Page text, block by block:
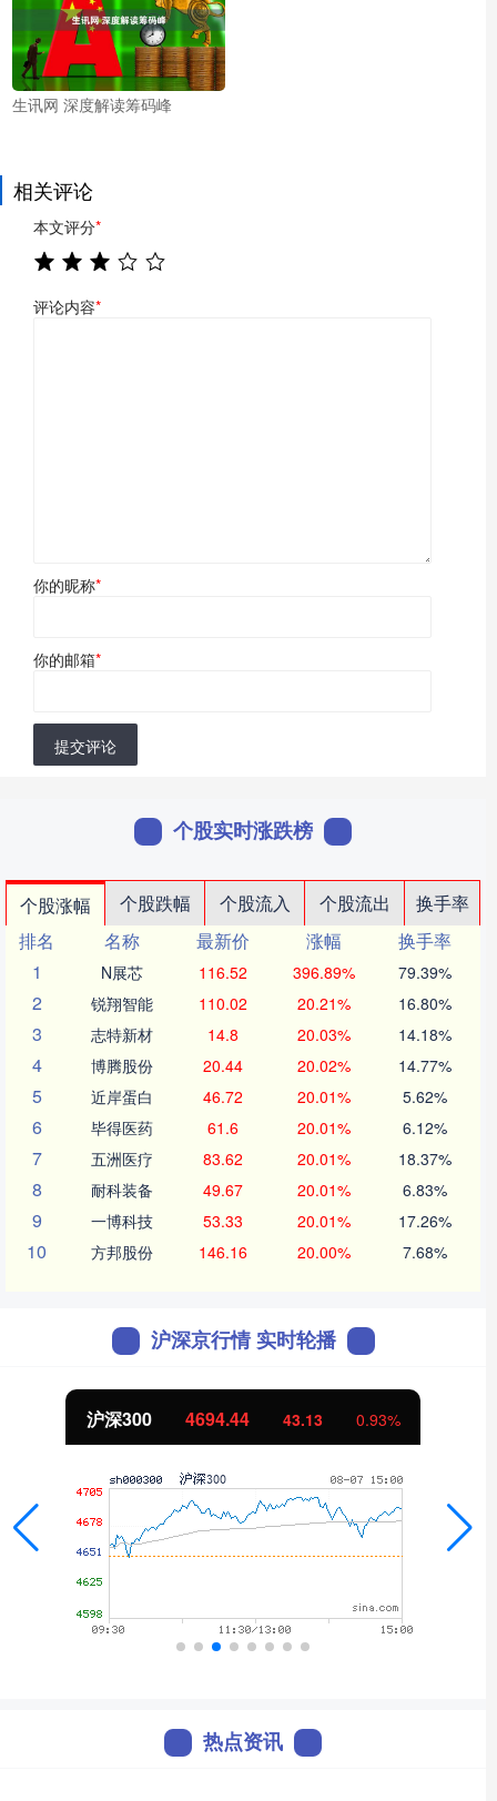
生讯网 深度解读筹码峰
相关评论
本文评分*
评论内容*
你的昵称*
你的邮箱*
提交评论
个股实时涨跌榜
个股涨幅 个股跌幅 个股流入 个股流出
换手率
排名
名称 最新价 涨幅
换手率
1
N展芯 116.52 396.89% 79.39%
2 锐翔智能 110.02 20.21% 16.80%
3 志特新材 14.8 20.03% 14.18%
4 博腾股份 20.44 20.02% 14.77%
5 近岸蛋白 46.72 20.01% 5.62%
6 毕得医药 61.6 20.01% 6.12%
7 五洲医疗 83.62 20.01% 18.37%
8 耐科装备 49.67 20.01% 6.83%
9 一博科技 53.33 20.01% 17.26%
10 方邦股份 146.16 20.00% 7.68%
沪深京行情 实时轮播
沪深300 4694.44 43.13 0.93%
热点资讯